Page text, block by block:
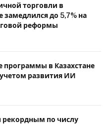
торговли в
замедлился до 5,7% на
реформы
в Казахстане
развития ИИ
рекордным по числу